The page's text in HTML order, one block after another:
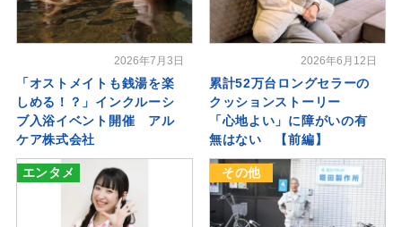
2026年7月3日
「オストメイトも銭湯を楽
しめる！？」インクルーシ
ブ入浴イベント開催 アル
ケア株式会社
2026年6月12日
累計52万台ロングセラーの
クッションストーリー
「心地よい」に障がいの有
無はない 【前編】
エンタメ その他